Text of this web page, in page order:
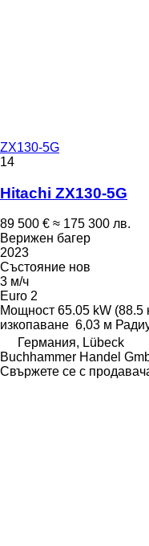
ZX130-5G
14
Hitachi ZX130-5G
89 500 € ≈ 175 300 лв.
Верижен багер
2023
Състояние нов
3 м/ч
Euro 2
Мощност 65.05 kW (88.5
изкопаване 6,03 м
Германия, Lübeck
Buchhammer Handel
Свържете се с